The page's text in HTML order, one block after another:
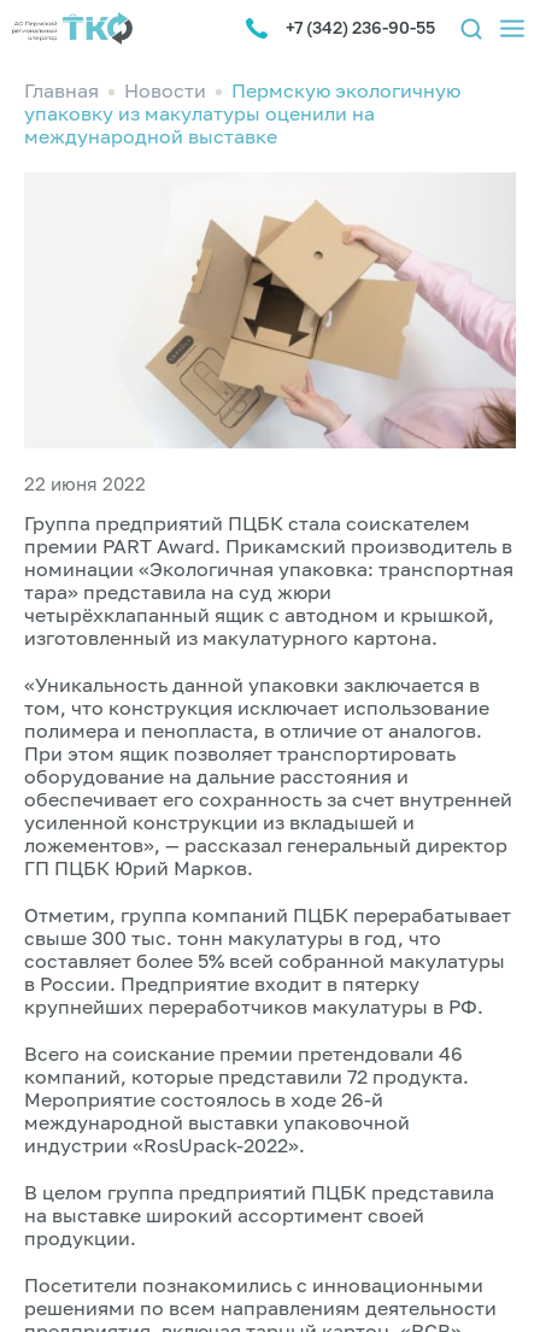
+7 (342) 236-90-55
Главная Новости
Пермскую экологичную
упаковку из макулатуры оценили на
международной выставке
22 июня 2022
Группа предприятий ПЦБК стала соискателем
премии PART Award. Прикамский производитель в
номинации «Экологичная упаковка: транспортная
тара» представила на суд жюри
четырёхклапанный ящик с автодном и крышкой,
изготовленный из макулатурного картона.
«Уникальность данной упаковки заключается в
том, что конструкция исключает использование
полимера и пенопласта, в отличие от аналогов.
При этом ящик позволяет транспортировать
оборудование на дальние расстояния и
обеспечивает его сохранность за счет внутренней
усиленной конструкции из вкладышей и
ложементов», — рассказал генеральный директор
ГП ПЦБК Юрий Марков.
Отметим, группа компаний ПЦБК перерабатывает
свыше 300 тыс. тонн макулатуры в год, что
составляет более 5% всей собранной макулатуры
в России. Предприятие входит в пятерку
крупнейших переработчиков макулатуры в РФ.
Всего на соискание премии претендовали 46
компаний, которые представили 72 продукта.
Мероприятие состоялось в ходе 26-й
международной выставки упаковочной
индустрии «RosUpack-2022».
В целом группа предприятий ПЦБК представила
на выставке широкий ассортимент своей
продукции.
Посетители познакомились с инновационными
решениями по всем направлениям деятельности